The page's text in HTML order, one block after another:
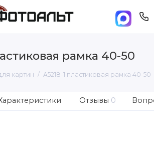
рамка 40-50
картин A5218-1 пластиковая рамка 40-50
Отзывы 0